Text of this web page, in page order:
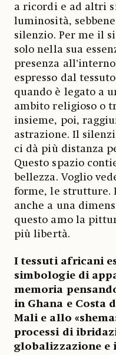
a ricordi e ad altri
luminosità,
silenzio. Per me il
solo nella sua
presenza
espresso dal
quando è legato a
ambito religioso o
insieme, poi,
astrazione. Il
ci dà più distanza
Questo spazio
bellezza. Voglio
forme, le strutture.
anche a una
questo amo la
più libertà.
I tessuti africani
simbologie di
memoria
in Ghana e Costa
Mali e allo
processi di
globalizzazione e